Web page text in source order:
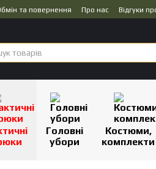
та повернення Про нас Відгуки
Головні
убори
Костюми,
комплекти